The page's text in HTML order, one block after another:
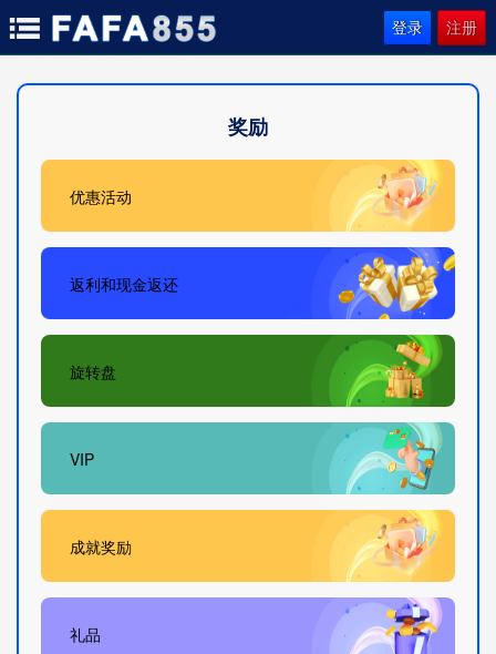
登录 注册
奖励
优惠活动
返利和现金返还
旋转盘
VIP
成就奖励
礼品